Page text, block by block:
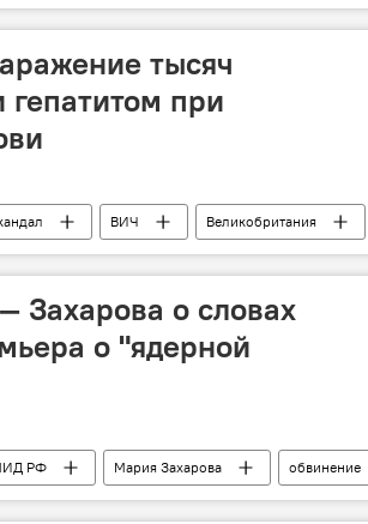
тысяч
при
ВИЧ Великобритания
Захарова о словах
о "ядерной
РФ Мария Захарова обвинение